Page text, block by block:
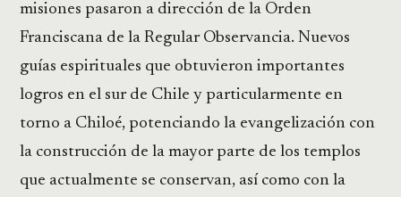
misiones pasaron a dirección de la Orden
Franciscana de la Regular Observancia. Nuevos
guías espirituales que obtuvieron importantes
logros en el sur de Chile y particularmente en
torno a Chiloé, potenciando la evangelización con
la construcción de la mayor parte de los templos
que actualmente se conservan, así como con la